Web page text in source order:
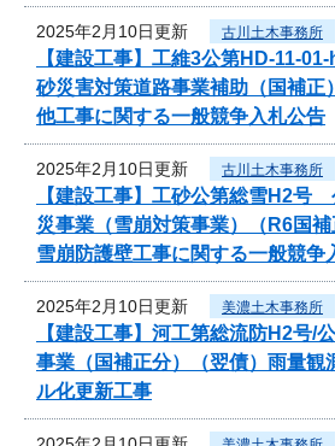
2025年2月10日更新 古川土木事務所
【建設工事】工維3公第HD-11-
砂災害対策道路事業補助（国補正
他工事に関する一般競争入札公告
2025年2月10日更新 古川土木事務所
【建設工事】工砂公第総雪H2
災事業（雪崩対策事業）（R6国
雪崩防護壁工事に関する一般競争
2025年2月10日更新 美濃土木事務所
【建設工事】河工第総流防H2号/
事業（国補正分）（翌債）雨量観
ル化更新工事